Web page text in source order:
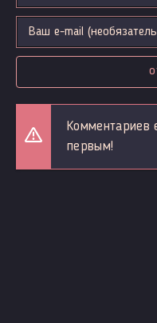
Комментариев
первым!